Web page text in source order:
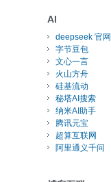
AI
deepseek 官网
字节豆包
文心一言
火山方舟
硅基流动
秘塔AI搜索
纳米AI助手
腾讯元宝
超算互联网
阿里通义千问